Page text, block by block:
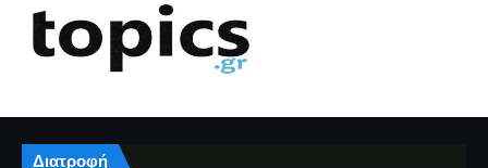
Διατροφή